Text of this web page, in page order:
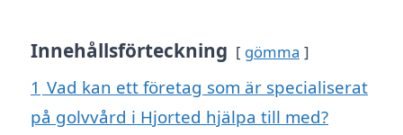
Innehållsförteckning gömma
1 Vad kan ett företag som är specialiserat
på golvvård i Hjorted hjälpa till med?